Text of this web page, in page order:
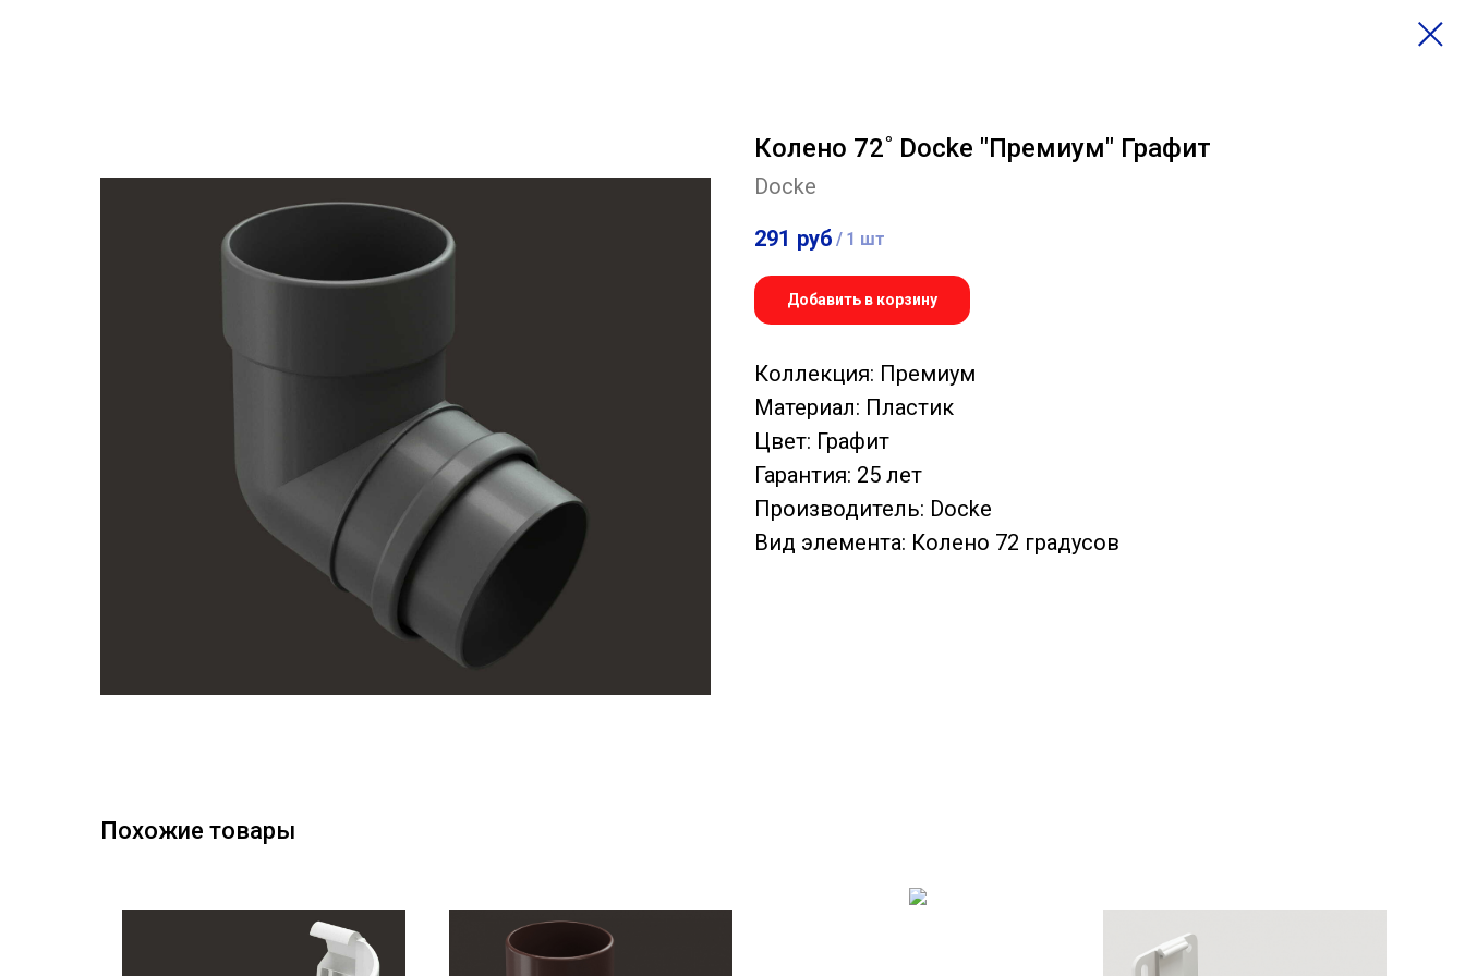
Колено 72˚ Docke "Премиум" Графит
Docke
291 руб / 1 шт
Добавить в корзину
Коллекция: Премиум
Материал: Пластик
Цвет: Графит
Гарантия: 25 лет
Производитель: Docke
Вид элемента: Колено 72 градусов
Похожие товары